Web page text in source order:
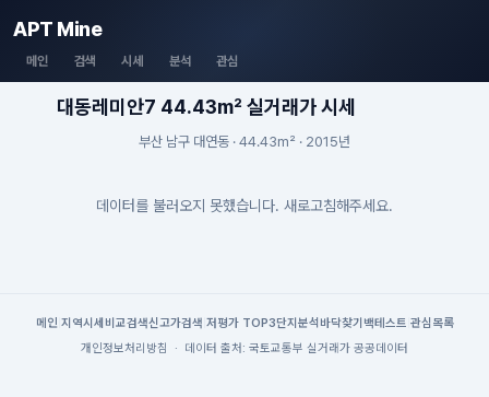
APT Mine
메인 검색 시세 분석 관심
대동레미안7 44.43m² 실거래가 시세
부산 남구 대연동 · 44.43m² · 2015년
데이터를 불러오지 못했습니다. 새로고침해주세요.
메인| 지역시세 비교검색신고가검색 저평가 TOP3단지분석 바닥찾기 백테스트 관심목록
개인정보처리방침
· 데이터 출처: 국토교통부 실거래가 공공데이터